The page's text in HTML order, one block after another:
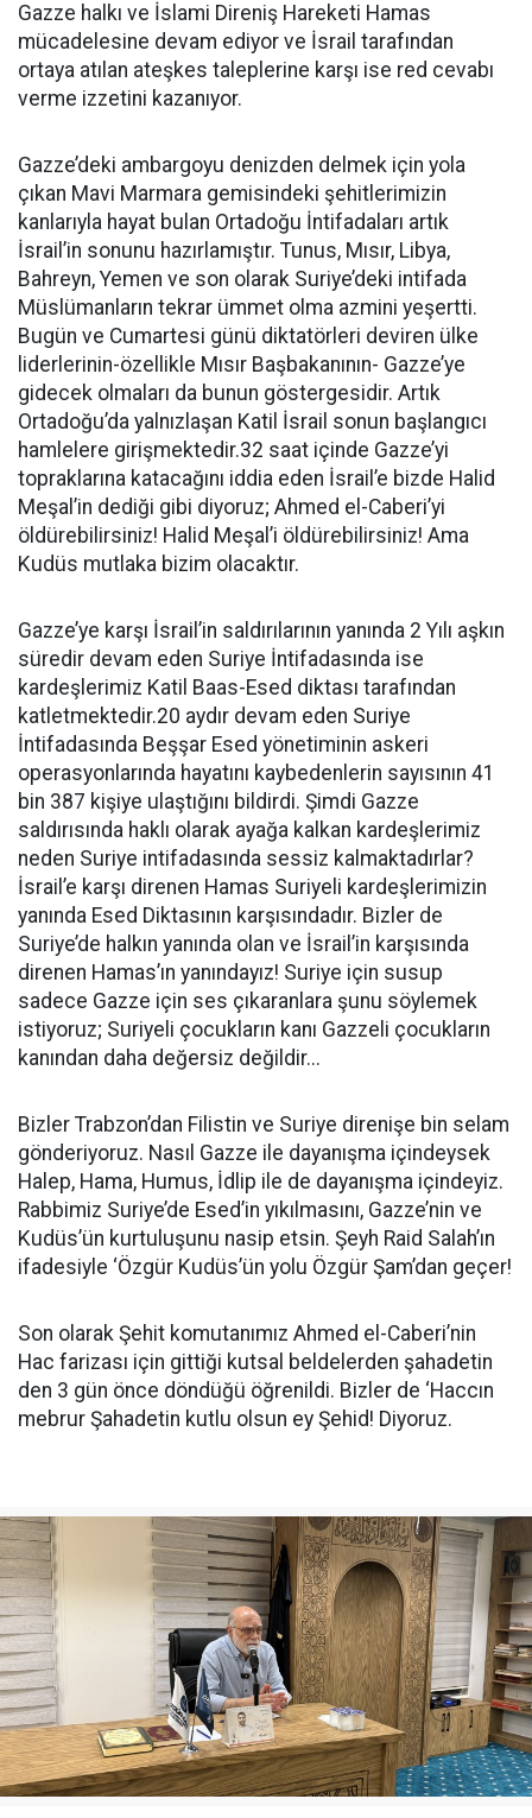
Gazze halkı ve İslami Direniş Hareketi Hamas
mücadelesine devam ediyor ve İsrail tarafından
ortaya atılan ateşkes taleplerine karşı ise red cevabı
verme izzetini kazanıyor.
Gazze’deki ambargoyu denizden delmek için yola
çıkan Mavi Marmara gemisindeki şehitlerimizin
kanlarıyla hayat bulan Ortadoğu İntifadaları artık
İsrail’in sonunu hazırlamıştır. Tunus, Mısır, Libya,
Bahreyn, Yemen ve son olarak Suriye’deki intifada
Müslümanların tekrar ümmet olma azmini yeşertti.
Bugün ve Cumartesi günü diktatörleri deviren ülke
liderlerinin-özellikle Mısır Başbakanının- Gazze’ye
gidecek olmaları da bunun göstergesidir. Artık
Ortadoğu’da yalnızlaşan Katil İsrail sonun başlangıcı
hamlelere girişmektedir.32 saat içinde Gazze’yi
topraklarına katacağını iddia eden İsrail’e bizde Halid
Meşal’in dediği gibi diyoruz; Ahmed el-Caberi’yi
öldürebilirsiniz! Halid Meşal’i öldürebilirsiniz! Ama
Kudüs mutlaka bizim olacaktır.
Gazze’ye karşı İsrail’in saldırılarının yanında 2 Yılı aşkın
süredir devam eden Suriye İntifadasında ise
kardeşlerimiz Katil Baas-Esed diktası tarafından
katletmektedir.20 aydır devam eden Suriye
İntifadasında Beşşar Esed yönetiminin askeri
operasyonlarında hayatını kaybedenlerin sayısının 41
bin 387 kişiye ulaştığını bildirdi. Şimdi Gazze
saldırısında haklı olarak ayağa kalkan kardeşlerimiz
neden Suriye intifadasında sessiz kalmaktadırlar?
İsrail’e karşı direnen Hamas Suriyeli kardeşlerimizin
yanında Esed Diktasının karşısındadır. Bizler de
Suriye’de halkın yanında olan ve İsrail’in karşısında
direnen Hamas’ın yanındayız! Suriye için susup
sadece Gazze için ses çıkaranlara şunu söylemek
istiyoruz; Suriyeli çocukların kanı Gazzeli çocukların
kanından daha değersiz değildir...
Bizler Trabzon’dan Filistin ve Suriye direnişe bin selam
gönderiyoruz. Nasıl Gazze ile dayanışma içindeysek
Halep, Hama, Humus, İdlip ile de dayanışma içindeyiz.
Rabbimiz Suriye’de Esed’in yıkılmasını, Gazze’nin ve
Kudüs’ün kurtuluşunu nasip etsin. Şeyh Raid Salah’ın
ifadesiyle ‘Özgür Kudüs’ün yolu Özgür Şam’dan geçer!
Son olarak Şehit komutanımız Ahmed el-Caberi’nin
Hac farizası için gittiği kutsal beldelerden şahadetin
den 3 gün önce döndüğü öğrenildi. Bizler de ‘Haccın
mebrur Şahadetin kutlu olsun ey Şehid! Diyoruz.